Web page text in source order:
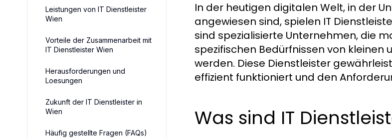
Leistungen von IT Dienstleister
Wien
Vorteile der Zusammenarbeit mit
IT Dienstleister Wien
Herausforderungen und
Loesungen
Zukunft der IT Dienstleister in
Wien
Häufig gestellte Fragen (FAQs)
In der heutigen digitalen Welt, in der
angewiesen sind, spielen IT
sind spezialisierte Unternehmen, die
spezifischen Bedürfnissen von
werden. Diese Dienstleister
effizient funktioniert und den
Was sind IT